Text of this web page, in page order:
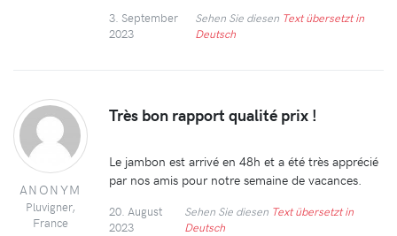
3. September
2023
Sehen Sie diesen Text übersetzt in
Deutsch
ANONYM
Pluvigner,
France
Très bon rapport qualité prix !
Le jambon est arrivé en 48h et a été très apprécié
par nos amis pour notre semaine de vacances.
20. August
2023
Sehen Sie diesen Text übersetzt in
Deutsch